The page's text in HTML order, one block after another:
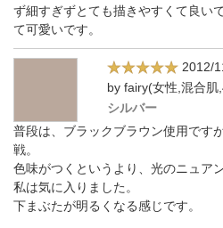
ず細すぎずとても描きやすくて良い
て可愛いです。
2012/
by fairy(女性,混合肌
シルバー
普段は、ブラックブラウン使用です
戦。
色味がつくというより、光のニュア
私は気に入りました。
下まぶたが明るくなる感じです。